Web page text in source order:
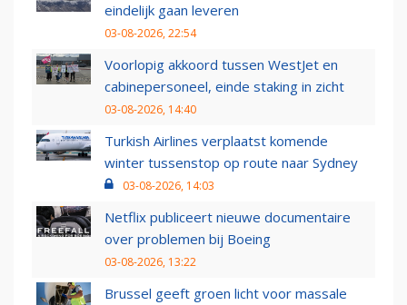
eindelijk gaan leveren
03-08-2026, 22:54
Voorlopig akkoord tussen WestJet en
cabinepersoneel, einde staking in zicht
03-08-2026, 14:40
Turkish Airlines verplaatst komende
winter tussenstop op route naar Sydney
03-08-2026, 14:03
Netflix publiceert nieuwe documentaire
over problemen bij Boeing
03-08-2026, 13:22
Brussel geeft groen licht voor massale